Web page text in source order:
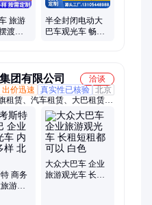
旅游
渡车
半全封闭电动大
巴车观光车 畅安
团有限公司
洽谈
出价迅速 真实性已核验 北京
租赁、汽车租赁、大巴租赁、
考斯特商务车出租、19座中
斯特租赁、北京考斯特租
斯特租赁、北 京中巴考斯特
特、丰田考斯特租赁、北 京
考斯特租赁、北 京考斯特出
租、7座别克商务出租
商务
游观
大众大巴车 企业
旅游观光车 长租